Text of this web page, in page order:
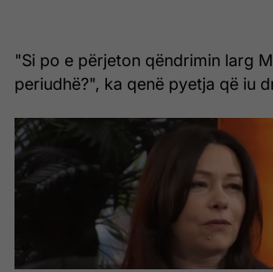
"Si po e përjeton qëndrimin larg
periudhë?", ka qenë pyetja që iu